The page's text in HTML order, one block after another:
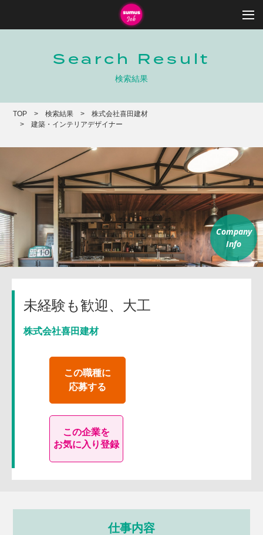
Search Result
検索結果
TOP 検索結果
株式会社喜田建材
建築・インテリアデザイナー
Company
Info
未経験も歓迎、大工
株式会社喜田建材
この職種に
応募する
この企業を
お気に入り登録
仕事内容